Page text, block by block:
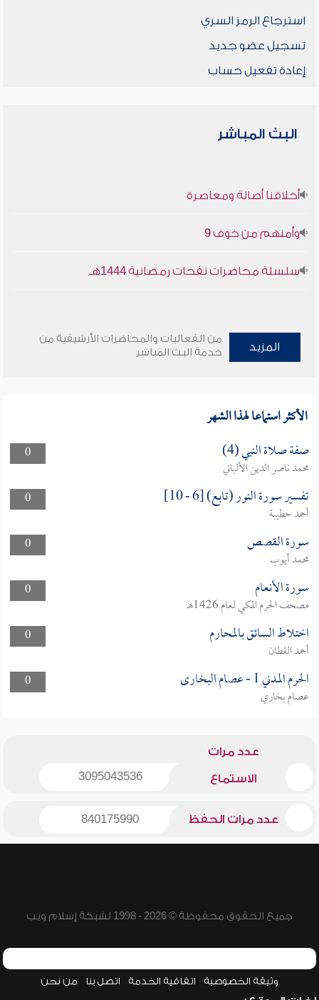
استرجاع الرمز السري
تسجيل عضو جديد
إعادة تفعيل حساب
البث المباشر
أخلاقنا أصالة ومعاصرة
وأمنهم من خوف 9
سلسلة محاضرات نفحات رمضانية 1444هـ
المزيد
من الفعاليات والمحاضرات الأرشيفية من
خدمة البث المباشر
الأكثر استماعا لهذا الشهر
0 صفة صلاة النبي (4)
محمد ناصر الدين الألباني
0
تفسير سورة النور (تابع) [6 - 10]
أحمد حطيبة
0
سورة القصص
محمد أيوب
0
سورة الأنعام
مصحف الحرم المكي لعام 1426هـ
0
اختلاط السائق بالمحارم
أحمد القطان
0
الحرم المدني 1 - عصام البخارى
عصام بخاري
عدد مرات
الاستماع 3095043536
عدد مرات الحفظ 840175990
جميع الحقوق محفوظة © 2026 - 1998 لشبكة إسلام ويب
وثيقة الخصوصية اتفاقية الخدمة اتصل بنا من نحن